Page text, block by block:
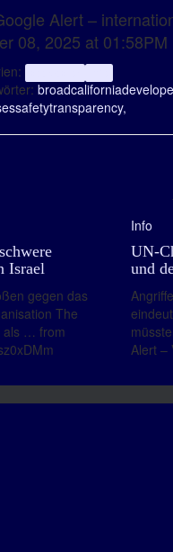
Alert –
08, 2025 at 01:58PM
broadcalifornia
safetytransparency,
Israel
gegen das
The
als … from
Info
UN-
und
Alert –